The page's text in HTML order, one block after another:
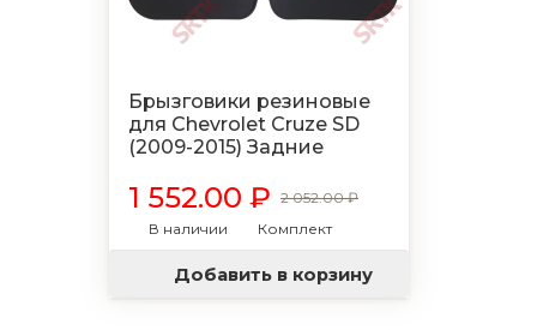
Брызговики резиновые
для Chevrolet Cruze SD
(2009-2015) Задние
1 552.00 ₽ 2 052.00 ₽
В наличии
Комплект
Добавить в корзину